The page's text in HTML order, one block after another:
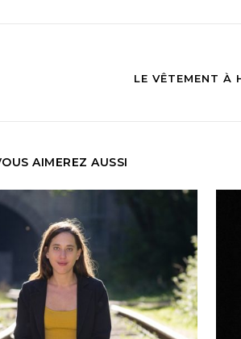
LE VÊTEMENT À
AIMEREZ AUSSI